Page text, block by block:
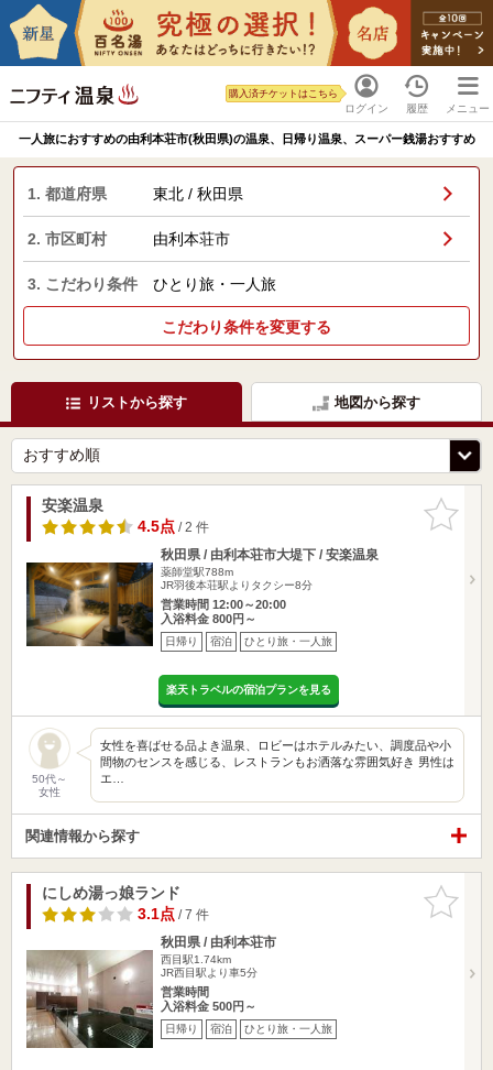
ログイン
購入済チケットはこちら
履歴 メニュー
一人旅におすすめの由利本荘市(秋田県)の温泉、日帰り温泉、スーパー銭湯おすすめ
1. 都道府県 東北 / 秋田県
2. 市区町村 由利本荘市
3. こだわり条件 ひとり旅・一人旅
こだわり条件を変更する
リストから探す 地図から探す
お気に入
りに追加
安楽温泉
4.5点/ 2 件
秋田県 / 由利本荘市大堤下 / 安楽温泉
薬師堂駅788m
JR羽後本荘駅よりタクシー8分
営業時間 12:00～20:00
入浴料金 800円～
日帰り 宿泊 ひとり旅・一人旅
楽天トラベルの宿泊プランを見る
50代～
女性
女性を喜ばせる品よき温泉、ロビーはホテルみたい、調度品や小
間物のセンスを感じる、レストランもお洒落な雰囲気好き 男性は
エ…
関連情報から探す
お気に入
りに追加
にしめ湯っ娘ランド
3.1点/ 7 件
秋田県 / 由利本荘市
西目駅1.74km
JR西目駅より車5分
営業時間
入浴料金 500円～
日帰り 宿泊 ひとり旅・一人旅